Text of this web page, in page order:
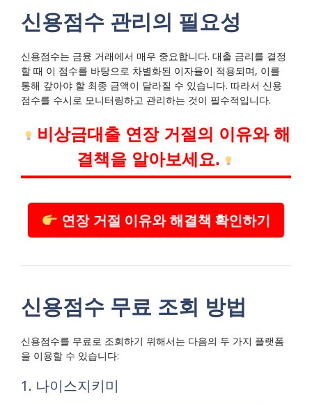
신용점수 관리의 필요성
신용점수는 금융 거래에서 매우 중요합니다. 대출 금리를 결정
할 때 이 점수를 바탕으로 차별화된 이자율이 적용되며, 이를
통해 갚아야 할 최종 금액이 달라질 수 있습니다. 따라서 신용
점수를 수시로 모니터링하고 관리하는 것이 필수적입니다.
비상금대출 연장 거절의 이유와 해
결책을 알아보세요.
연장 거절 이유와 해결책 확인하기
신용점수 무료 조회 방법
신용점수를 무료로 조회하기 위해서는 다음의 두 가지 플랫폼
을 이용할 수 있습니다:
1. 나이스지키미